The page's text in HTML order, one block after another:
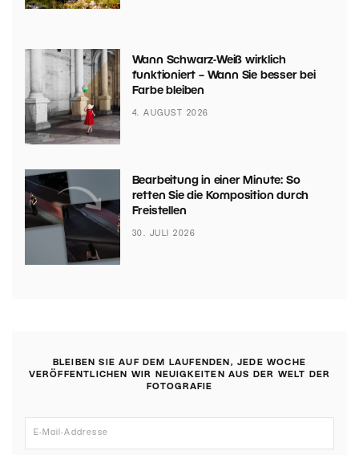
Wann Schwarz-Weiß wirklich
funktioniert – Wann Sie besser bei
Farbe bleiben
4. AUGUST 2026
Bearbeitung in einer Minute: So
retten Sie die Komposition durch
Freistellen
30. JULI 2026
BLEIBEN SIE AUF DEM LAUFENDEN, JEDE WOCHE
VERÖFFENTLICHEN WIR NEUIGKEITEN AUS DER WELT DER
FOTOGRAFIE